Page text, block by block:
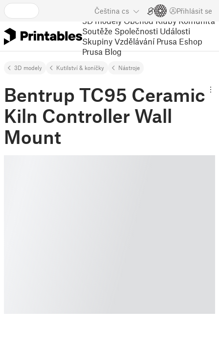
Čeština cs Přihlásit se
3D modely Obchod Kluby Komunita
Soutěže Společnosti Události
Skupiny Vzdělávání Prusa Eshop
Prusa Blog
3D modely Kutilství & koníčky Nástroje
Bentrup TC95 Ceramic
Kiln Controller Wall
Mount